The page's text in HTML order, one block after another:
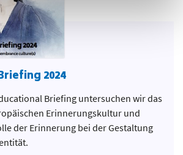
2024
Briefing untersuchen wir das
Erinnerungskultur und
der Erinnerung bei der Gestaltung